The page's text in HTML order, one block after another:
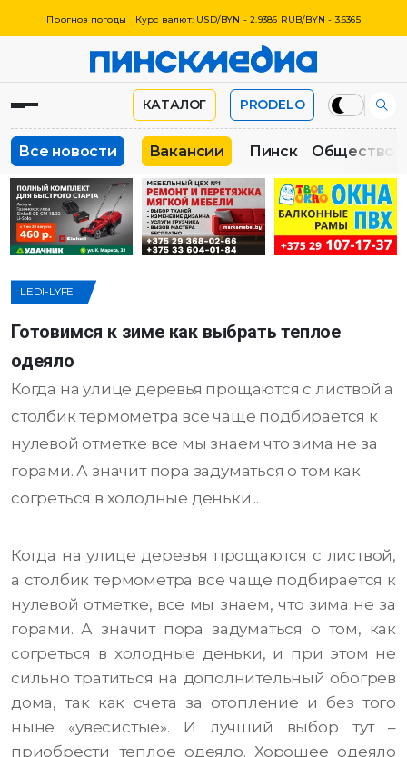
Прогноз погоды Курс валют: USD/BYN - 2.9386 RUB/BYN - 3.6365
КАТАЛОГ PRODELO
Все новости Вакансии Пинск Общество
LEDI-LYFE
Готовимся к зиме как выбрать теплое
одеяло
Когда на улице деревья прощаются с листвой а
столбик термометра все чаще подбирается к
нулевой отметке все мы знаем что зима не за
горами. А значит пора задуматься о том как
согреться в холодные деньки...
Когда на улице деревья прощаются с листвой,
а столбик термометра все чаще подбирается к
нулевой отметке, все мы знаем, что зима не за
горами. А значит пора задуматься о том, как
согреться в холодные деньки, и при этом не
сильно тратиться на дополнительный обогрев
дома, так как счета за отопление и без того
ныне «увесистые». И лучший выбор тут –
приобрести теплое одеяло. Хорошее одеяло